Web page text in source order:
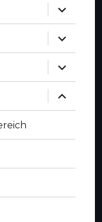
anzeigen
anzeigen
anzeigen
anzeigen